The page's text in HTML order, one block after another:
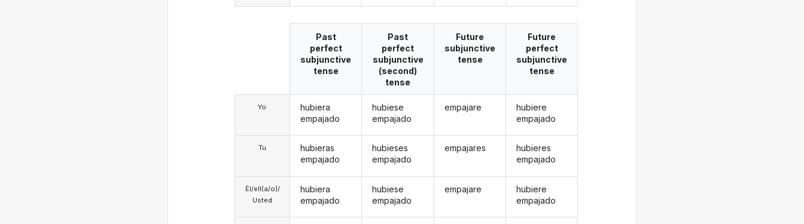
Yo
Tu
Él/ell(a/o)/
Usted
Past
perfect
subjunctive
tense
hubiera
empajado
hubieras
empajado
hubiera
empajado
Past
perfect
subjunctive
(second)
tense
hubiese
empajado
hubieses
empajado
hubiese
empajado
Future
subjunctive
tense
empajare
empajares
empajare
Future
perfect
subjunctive
tense
hubiere
empajado
hubieres
empajado
hubiere
empajado